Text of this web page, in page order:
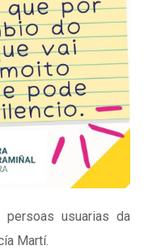
usuarias da
Martí.